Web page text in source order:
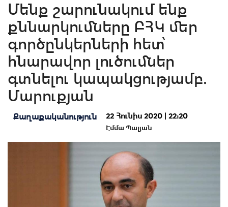
Մենք շարունակում ենք
քննարկումները ԲՀԿ մեր
գործընկերների հետ՝
հնարավոր լուծումներ
գտնելու կապակցությամբ.
Մարուքյան
Քաղաքականություն 22 Հունիս 2020 | 22:20
Էմմա Պալյան